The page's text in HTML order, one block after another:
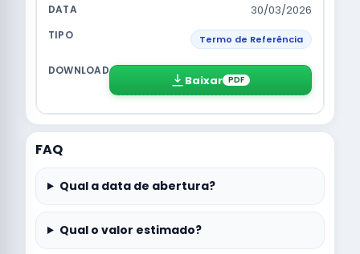
30/03/2026
Termo de Referência
Baixar PDF
FAQ
Qual a data de abertura?
Qual o valor estimado?